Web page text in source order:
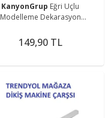
KanyonGrup Eğri Uçlu
Modelleme Dekarasyon
149,90 TL